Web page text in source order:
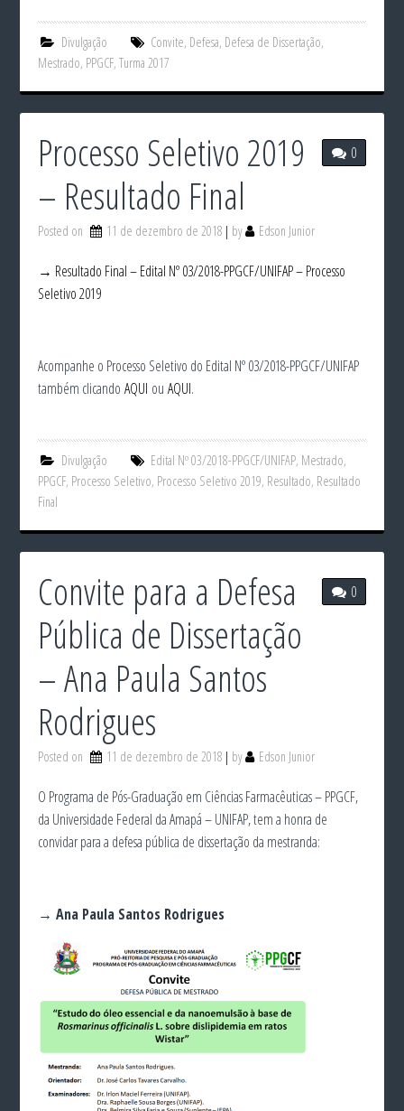
Divulgação Convite, Defesa, Defesa de Dissertação,
Mestrado, PPGCF,Turma 2017
0
Processo Seletivo 2019
– Resultado Final
Posted on 11 de dezembro de 2018 by Edson Junior
→ Resultado Final – Edital Nº 03/2018-PPGCF/UNIFAP – Processo
Seletivo 2019
Acompanhe o Processo Seletivo do Edital Nº 03/2018-PPGCF/UNIFAP
também clicandoAQUI ouAQUI.
Divulgação Edital Nº 03/2018-PPGCF/UNIFAP, Mestrado,
PPGCF, Processo Seletivo, Processo Seletivo 2019, Resultado, Resultado
Final
0
Convite para a Defesa
Pública de Dissertação
– Ana Paula Santos
Rodrigues
Posted on 11 de dezembro de 2018 by Edson Junior
O Programa de Pós-Graduação em Ciências Farmacêuticas – PPGCF,
da Universidade Federal da Amapá – UNIFAP, tem a honra de
convidar para a defesa pública de dissertação da mestranda:
→ Ana Paula Santos Rodrigues